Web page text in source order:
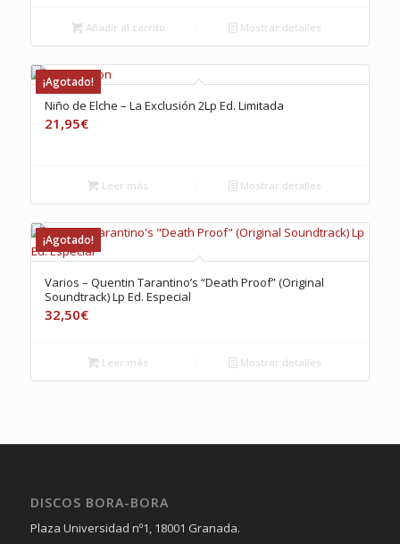
Añadir al carrito Mostrar detalles
¡Agotado!
Niño de Elche – La Exclusión 2Lp Ed. Limitada
21,95€
Leer más Mostrar detalles
¡Agotado!
Varios – Quentin Tarantino’s “Death Proof” (Original
Soundtrack) Lp Ed. Especial
32,50€
Leer más Mostrar detalles
DISCOS BORA-BORA
Plaza Universidad nº1, 18001 Granada.